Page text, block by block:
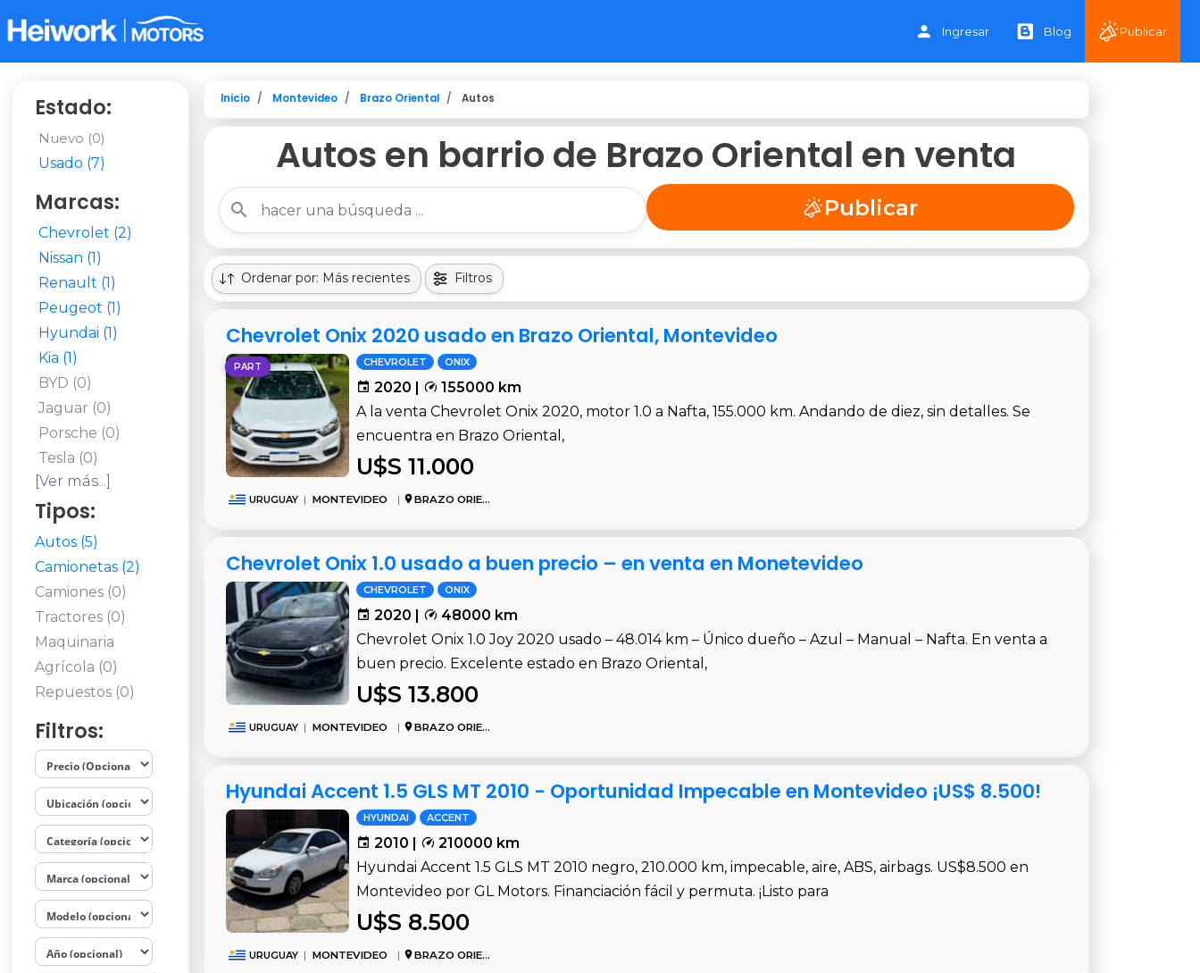
Ingresar Blog Publicar
Estado:
Nuevo (0)
Usado (7)
Marcas:
Chevrolet (2)
Nissan (1)
Renault (1)
Peugeot (1)
Hyundai (1)
Kia (1)
BYD (0)
Jaguar (0)
Porsche (0)
Tesla (0)
[Ver más...]
Tipos:
Autos (5)
Camionetas (2)
Camiones (0)
Tractores (0)
Maquinaria
Agrícola (0)
Repuestos (0)
Filtros:
Inicio Montevideo Brazo Oriental Autos
Autos en barrio de Brazo Oriental en venta
Publicar
Ordenar por: Más recientes Filtros
Chevrolet Onix 2020 usado en Brazo Oriental, Montevideo
PART CHEVROLET ONIX
2020 |
155000 km
A la venta Chevrolet Onix 2020, motor 1.0 a Nafta, 155.000 km. Andando de diez, sin detalles. Se
encuentra en Brazo Oriental,
U$S 11.000
URUGUAY | MONTEVIDEO | BRAZO ORIENTAL
Chevrolet Onix 1.0 usado a buen precio – en venta en Monetevideo
CHEVROLET ONIX
2020 |
48000 km
Chevrolet Onix 1.0 Joy 2020 usado – 48.014 km – Único dueño – Azul – Manual – Nafta. En venta a
buen precio. Excelente estado en Brazo Oriental,
U$S 13.800
URUGUAY | MONTEVIDEO | BRAZO ORIENTAL
Hyundai Accent 1.5 GLS MT 2010 - Oportunidad Impecable en Montevideo ¡US$ 8.500!
HYUNDAI ACCENT
2010 |
210000 km
Hyundai Accent 1.5 GLS MT 2010 negro, 210.000 km, impecable, aire, ABS, airbags. US$8.500 en
Montevideo por GL Motors. Financiación fácil y permuta. ¡Listo para
U$S 8.500
URUGUAY | MONTEVIDEO | BRAZO ORIENTAL